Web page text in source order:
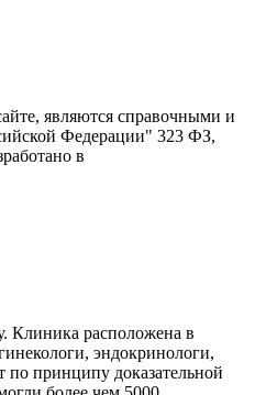
являются справочными и
Федерации" 323 ФЗ,
в
Клиника расположена в
эндокринологи,
принципу доказательной